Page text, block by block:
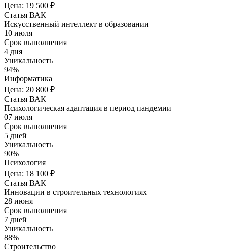
Цена: 19 500 ₽
Статья ВАК
Искусственный интеллект в образовании
10 июля
Срок выполнения
4 дня
Уникальность
94%
Информатика
Цена: 20 800 ₽
Статья ВАК
Психологическая адаптация в период пандемии
07 июля
Срок выполнения
5 дней
Уникальность
90%
Психология
Цена: 18 100 ₽
Статья ВАК
Инновации в строительных технологиях
28 июня
Срок выполнения
7 дней
Уникальность
88%
Строительство